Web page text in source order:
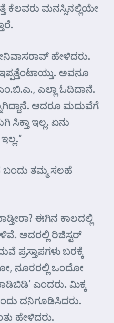
ಕೆಲವರು ಮನಸ್ಸಿನಲ್ಲಿಯೇ
ಹೇಳಿದರು.
ಅವನೂ
ಎಲ್ಲಾ ಓದಿದಾನೆ.
ಆದರೂ ಮದುವೆಗೆ
ಸಿಕ್ತಾ ಇಲ್ಲ. ಏನು
ಬಂದು ತಮ್ಮ ಸಲಹೆ
ಈಗಿನ ಕಾಲದಲ್ಲಿ
ಅದರಲ್ಲಿ ರಿಜಿಸ್ಟರ್‌
ಬರಕ್ಕೆ
ನೂರರಲ್ಲಿ ಒಂದೋ
ಎಂದರು. ಮಿಕ್ಕ
ದನಿಗೂಡಿಸಿದರು.
ಹೇಳಿದರು.